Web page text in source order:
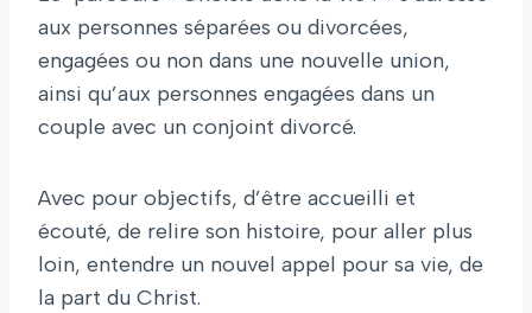
aux personnes séparées ou divorcées,
engagées ou non dans une nouvelle union,
ainsi qu’aux personnes engagées dans un
couple avec un conjoint divorcé.
Avec pour objectifs, d’être accueilli et
écouté, de relire son histoire, pour aller plus
loin, entendre un nouvel appel pour sa vie, de
la part du Christ.